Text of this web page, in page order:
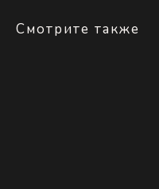
Смотрите также